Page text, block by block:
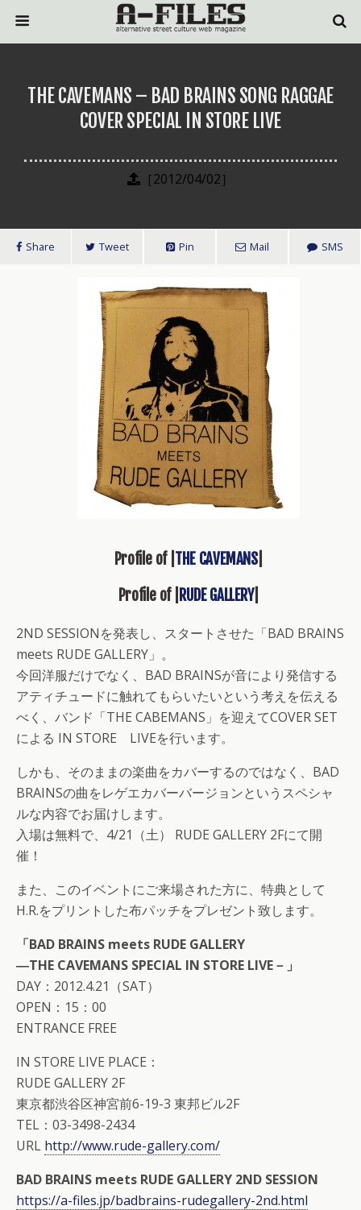
THE CAVEMANS – BAD BRAINS SONG RAGGAE
COVER SPECIAL IN STORE LIVE
［2012/04/02］
Share Tweet Pin Mail SMS
Profile of | THE CAVEMANS|
Profile of | RUDE GALLERY|
2ND SESSIONを発表し、スタートさせた「BAD BRAINS
meets RUDE GALLERY」。
今回洋服だけでなく、BAD BRAINSが音により発信する
アティチュードに触れてもらいたいという考えを伝える
べく、バンド「THE CABEMANS」を迎えてCOVER SET
による IN STORE LIVEを行います。
しかも、そのままの楽曲をカバーするのではなく、BAD
BRAINSの曲をレゲエカバーバージョンというスペシャ
ルな内容でお届けします。
入場は無料で、4/21（土） RUDE GALLERY 2Fにて開
催！
また、このイベントにご来場された方に、特典として
H.R.をプリントした布パッチをプレゼント致します。
「BAD BRAINS meets RUDE GALLERY
―THE CAVEMANS SPECIAL IN STORE LIVE－」
DAY：2012.4.21（SAT）
OPEN：15：00
ENTRANCE FREE
IN STORE LIVE PLACE：
RUDE GALLERY 2F
東京都渋谷区神宮前6-19-3 東邦ビル2F
TEL：03-3498-2434
URL http://www.rude-gallery.com/
BAD BRAINS meets RUDE GALLERY 2ND SESSION
https://a-files.jp/badbrains-rudegallery-2nd.html